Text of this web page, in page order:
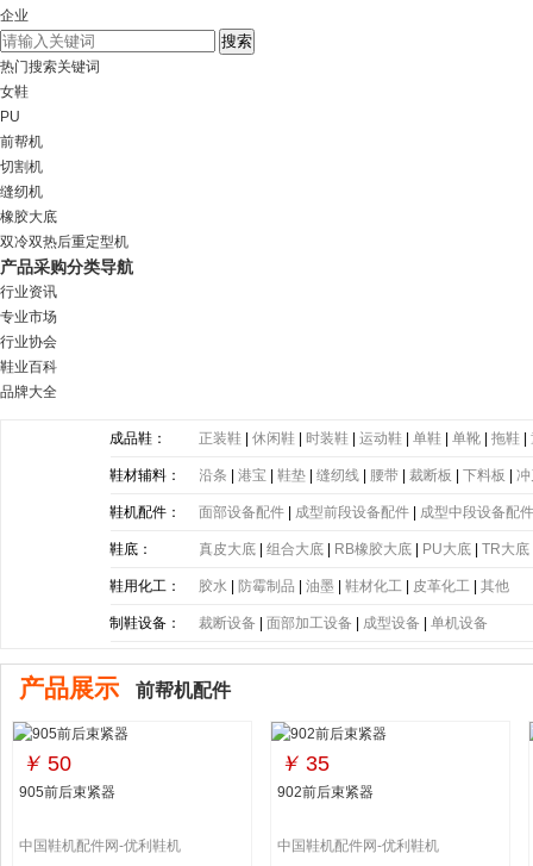
企业
热门搜索关键词
女鞋
PU
前帮机
切割机
缝纫机
橡胶大底
双冷双热后重定型机
产品采购分类导航
行业资讯
专业市场
行业协会
鞋业百科
品牌大全
成品鞋： 正装鞋 |休闲鞋 时装鞋 |运动鞋 |单鞋 |单靴 |拖鞋 |
鞋材辅料： 沿条 |港宝 |鞋垫 |缝纫线 腰带 |裁断板 |下料板 |
带|塑胶片|其他
鞋机配件： 面部设备配件 成型前段设备配件 成型中段设备配
鞋底： 真皮大底 |组合大底 RB橡胶大底 PU大底 |TR大底
底|PE大底|PP大底| SBR大底| PC大底| 软木大底
鞋用化工： 胶水 防霉制品 |油墨 |鞋材化工 皮革化工 |其他
制鞋设备： 裁断设备 |面部加工设备 成型设备 |单机设备
产品展示 前帮机配件
￥ 50
905前后束紧器
中国鞋机配件网-优利鞋机
￥ 35
902前后束紧器
中国鞋机配件网-优利鞋机